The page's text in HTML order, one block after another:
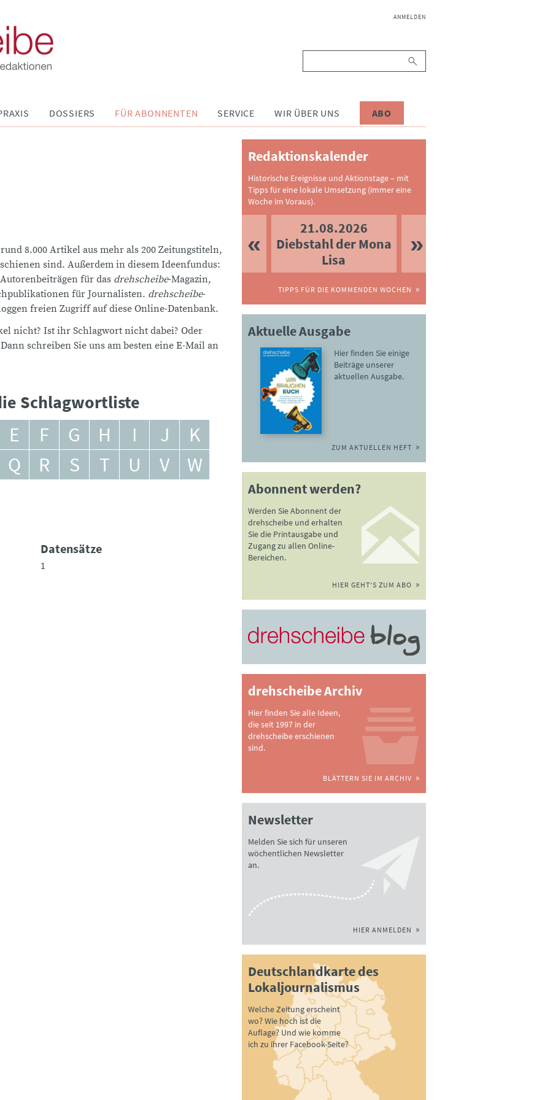
NAVIGATION
ANMELDEN
DOSSIERS FÜR ABONNENTEN SERVICE WIR ÜBER UNS ABO
8.000 Artikel aus mehr als 200 Zeitungstiteln,
sind. Außerdem in diesem Ideenfundus:
für das drehscheibe-Magazin,
für Journalisten. drehscheibe-
freien Zugriff auf diese Online-Datenbank.
nicht? Ist ihr Schlagwort nicht dabei? Oder
schreiben Sie uns am besten eine E-Mail an
Schlagwortliste
E F G H I J
K
Q
R S T U V W
Datensätze
1
Redaktionskalender
Historische Ereignisse und Aktionstage – mit
Tipps für eine lokale Umsetzung (immer eine
Woche im Voraus).
21.08.2026
Diebstahl der Mona
Lisa
TIPPS FÜR DIE KOMMENDEN WOCHEN
Aktuelle Ausgabe
Hier finden Sie einige
Beiträge unserer
aktuellen Ausgabe.
ZUM AKTUELLEN HEFT
Abonnent werden?
Werden Sie Abonnent der
drehscheibe und erhalten
Sie die Printausgabe und
Zugang zu allen Online-
Bereichen.
HIER GEHT'S ZUM ABO
drehscheibe Archiv
Hier finden Sie alle Ideen,
die seit 1997 in der
drehscheibe erschienen
sind.
BLÄTTERN SIE IM ARCHIV
Newsletter
Melden Sie sich für unseren
wöchentlichen Newsletter
an.
HIER ANMELDEN
Deutschlandkarte des
Lokaljournalismus
Welche Zeitung erscheint
wo? Wie hoch ist die
Auflage? Und wie komme
ich zu ihrer Facebook-Seite?